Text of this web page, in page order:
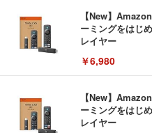
【New】
ーミングをはじ
レイヤー
￥6,980
【New】
ーミングをはじ
レイヤー